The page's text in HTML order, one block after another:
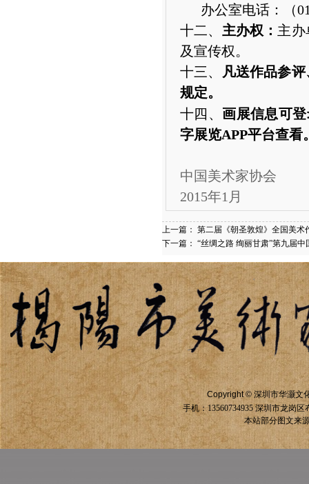
办公室电话：（
十二、 主办权： 主办
及宣传权。
十三、
凡送作品参
规定。
十四、 画展信息可
字展览APP平台查看
中国美术家协会
2015年1月
上一篇： 第二届《朝圣敦煌》全国美术
下一篇： “丝绸之路 绚丽甘肃”第九届
Copyright © 深圳市华灏文
手机：13560734935 深圳市龙岗区
本站部分图文来